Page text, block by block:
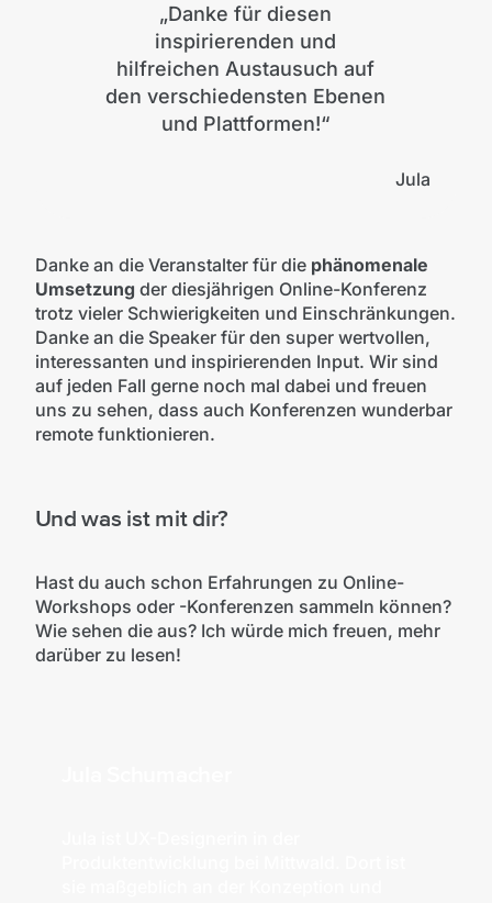
„Danke für diesen
inspirierenden und
hilfreichen Austausuch auf
den verschiedensten Ebenen
und Plattformen!“
Jula
Danke an die Veranstalter für die phänomenale
Umsetzung der diesjährigen Online-Konferenz
trotz vieler Schwierigkeiten und Einschränkungen.
Danke an die Speaker für den super wertvollen,
interessanten und inspirierenden Input. Wir sind
auf jeden Fall gerne noch mal dabei und freuen
uns zu sehen, dass auch Konferenzen wunderbar
remote funktionieren.
Und was ist mit dir?
Hast du auch schon Erfahrungen zu Online-
Workshops oder -Konferenzen sammeln können?
Wie sehen die aus? Ich würde mich freuen, mehr
darüber zu lesen!